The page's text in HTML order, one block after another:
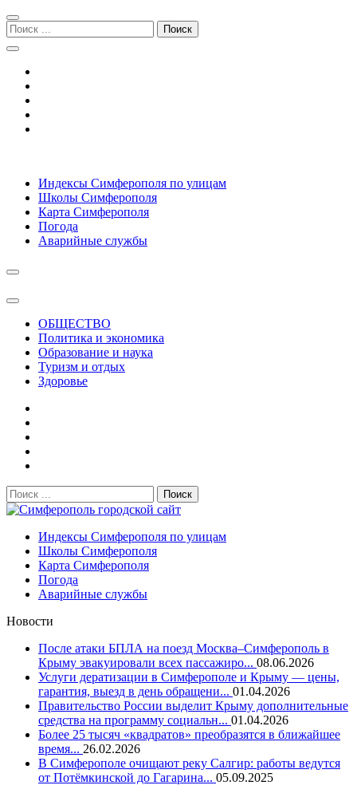
Перейти
к
навигации
Перейти
к
содержимому
Поиск:
Симферополь городской сайт
Индексы Симферополя по улицам
Школы Симферополя
Карта Симферополя
Погода
Аварийные службы
ОБЩЕСТВО
Политика и экономика
Образование и наука
Туризм и отдых
Здоровье
Поиск:
Симферополь городской сайт
Индексы Симферополя по улицам
Школы Симферополя
Карта Симферополя
Погода
Аварийные службы
Новости
После атаки БПЛА на поезд Москва–Симферополь в
Крыму эвакуировали всех пассажиро... 08.06.2026
Услуги дератизации в Симферополе и Крыму — цены,
гарантия, выезд в день обращени... 01.04.2026
Правительство России выделит Крыму дополнительные
средства на программу социальн... 01.04.2026
Более 25 тысяч «квадратов» преобразятся в ближайшее
время... 26.02.2026
В Симферополе очищают реку Салгир: работы ведутся
от Потёмкинской до Гагарина... 05.09.2025